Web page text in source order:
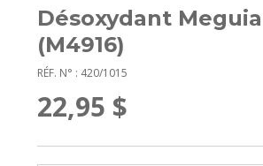
Désoxydant
(M4916)
RÉF. N° : 420/1015
22,95 $